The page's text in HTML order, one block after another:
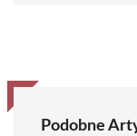
Podobne